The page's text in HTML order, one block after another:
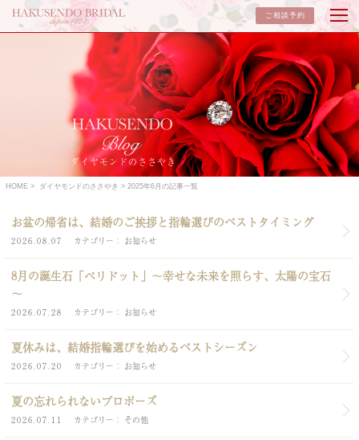
ご相談予約
HOME ダイヤモンドのささやき 2025年6月の記事一覧
ダイヤモンドのささやき
お盆の帰省は、結婚のご挨拶と指輪選びのベストタイミング
2026.08.07 カテゴリー お知らせ
8月の誕生石「ペリドット」～幸せな未来を照らす、太陽の宝石
～
2026.07.28 カテゴリー お知らせ
夏休みは、結婚指輪選びを始めるベストシーズン
2026.07.20 カテゴリー お知らせ
夏の忘れられないプロポーズ
2026.07.11 カテゴリー その他